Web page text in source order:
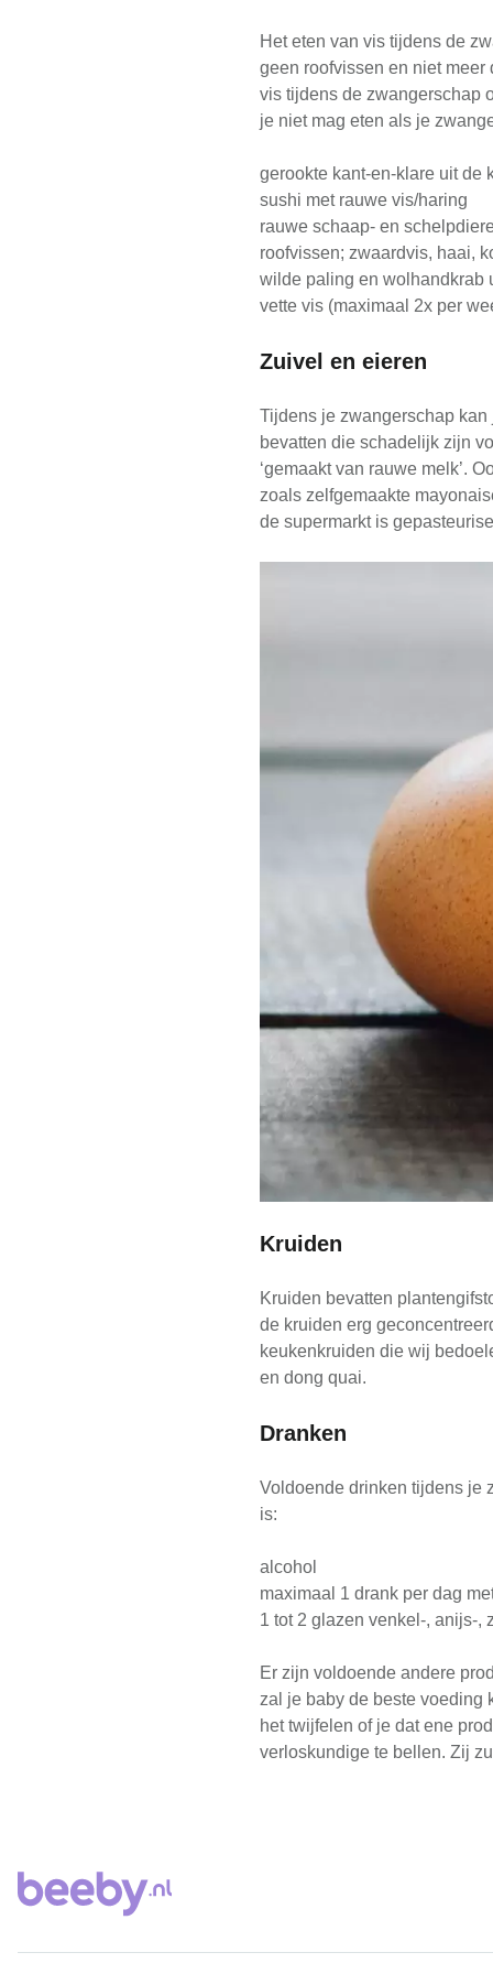
Het eten van vis tijdens de
geen roofvissen en niet meer
vis tijdens de zwangerschap
je niet mag eten als je
gerookte kant-en-klare uit de
sushi met rauwe vis/haring
rauwe schaap- en
roofvissen; zwaardvis, haai,
wilde paling en wolhandkrab
vette vis (maximaal 2x per
Zuivel en eieren
Tijdens je zwangerschap
bevatten die schadelijk zijn
‘gemaakt van rauwe melk’.
zoals zelfgemaakte
de supermarkt is
Kruiden
Kruiden bevatten
de kruiden erg
keukenkruiden die wij
en dong quai.
Dranken
Voldoende drinken tijdens je
is:
alcohol
maximaal 1 drank per dag
1 tot 2 glazen venkel-, anijs-,
Er zijn voldoende andere
zal je baby de beste voeding
het twijfelen of je dat ene
verloskundige te bellen. Zij